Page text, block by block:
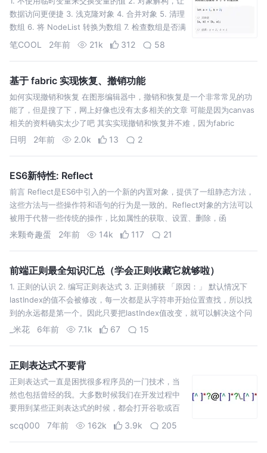
数据访问更便捷 3. 浅克隆对象 4. 合并对象 5. 清理
数组 6. 将 NodeList 转换为数组 7. 检查数组是否满
足指定条件 8.
笔COOL 2年前 21k 312 58
基于 fabric 实现恢复、撤销功能
如何实现撤销和恢复 在图形编辑器中，撤销和恢复是一个非常常见的功
能了，但是搜了下，网上好像也没有太多相关的文章 可能是因为canvas
相关的资料确实太少了吧 其实实现撤销和恢复并不难，因为fabric
日明 2年前 2.0k 13 2
ES6新特性: Reflect
前言 Reflect是ES6中引入的一个新的内置对象，提供了一组静态方法，
这些方法与一些操作符和语句的行为是一致的。Reflect对象的方法可以
被用于代替一些传统的操作，比如属性的获取、设置、删除，函
来颗奇趣蛋 2年前 14k 117 21
前端正则最全知识汇总（学会正则收藏它就够啦）
1. 正则的认识 2. 编写正则表达式 3. 正则捕获 「原因：」 默认情况下
lastIndex的值不会被修改，每一次都是从字符串开始位置查找，所以找
到的永远都是第一个。因此只要把lastIndex值改变，就可以解决这个问
题 默认情况下正则捕获的时候，是按照当前正则所匹配的最长…
_米花 6年前 7.1k 67 15
正则表达式不要背
正则表达式一直是困扰很多程序员的一门技术，当
然也包括曾经的我。大多数时候我们在开发过程中
要用到某些正则表达式的时候，都会打开谷歌或百
度直接搜索然后拷贝粘贴。当下一次再遇到相同问
scq000 7年前 162k 3.9k 205